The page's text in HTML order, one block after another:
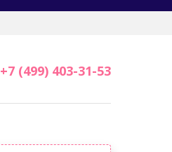
+7 (499) 403-31-53